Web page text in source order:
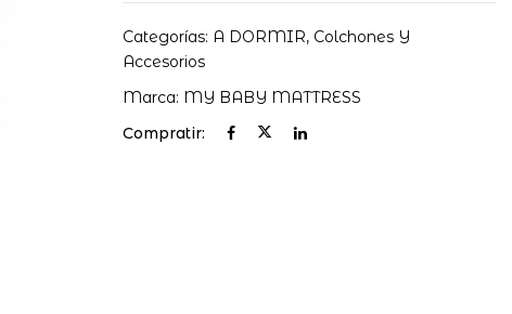
Categorías: A DORMIR, Colchones Y
Accesorios
Marca: MY BABY MATTRESS
Compratir: